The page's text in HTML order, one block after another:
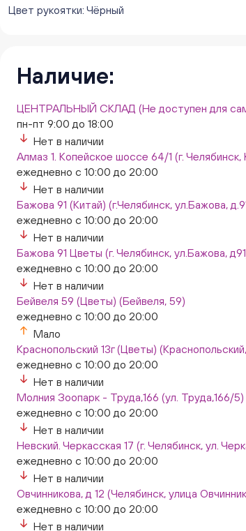
Цвет рукоятки: Чёрный
Наличие:
ЦЕНТРАЛЬНЫЙ СКЛАД (Не доступен для
пн-пт 9:00 до 18:00
Нет в наличии
Алмаз 1. Копейское шоссе 64/1 (г.
ежедневно с 10:00 до 20:00
Нет в наличии
Бажова 91 (Китай) (г.Челябинск, ул.Бажова,
ежедневно с 10:00 до 20:00
Нет в наличии
Бажова 91 Цветы (г. Челябинск, ул.Бажова,
ежедневно с 10:00 до 20:00
Нет в наличии
Бейвеля 59 (Цветы) (Бейвеля, 59)
ежедневно с 10:00 до 20:00
Мало
Краснопольский 13г (Цветы)
ежедневно с 10:00 до 20:00
Нет в наличии
Молния Зоопарк - Труда,166 (ул. Труда,166/5)
ежедневно с 10:00 до 20:00
Нет в наличии
Невский. Черкасская 17 (г. Челябинск, ул.
ежедневно с 10:00 до 20:00
Нет в наличии
Овчинникова, д 12 (Челябинск, улица
ежедневно с 10:00 до 20:00
Нет в наличии